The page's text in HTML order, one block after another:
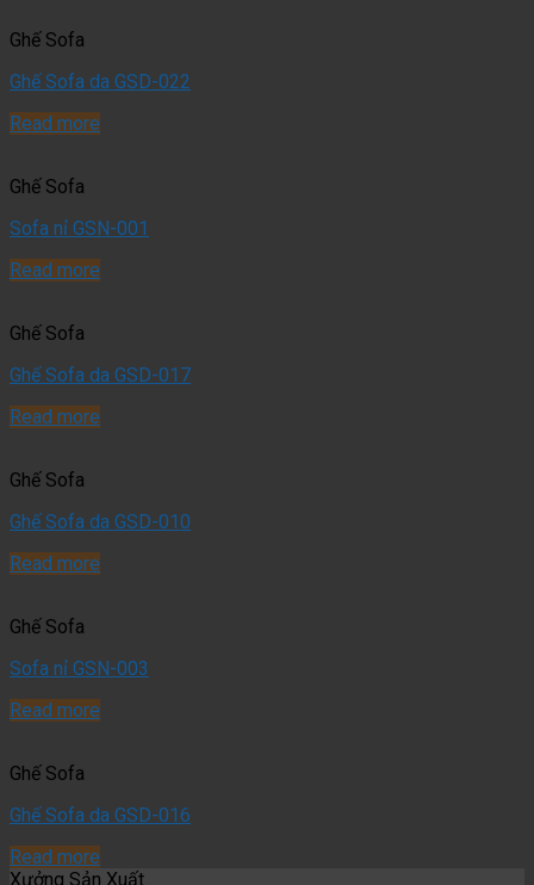
Ghế Sofa
Ghế Sofa da GSD-022
Read more
Ghế Sofa
Sofa nỉ GSN-001
Read more
Ghế Sofa
Ghế Sofa da GSD-017
Read more
Ghế Sofa
Ghế Sofa da GSD-010
Read more
Ghế Sofa
Sofa nỉ GSN-003
Read more
Ghế Sofa
Ghế Sofa da GSD-016
Read more
Xưởng Sản Xuất